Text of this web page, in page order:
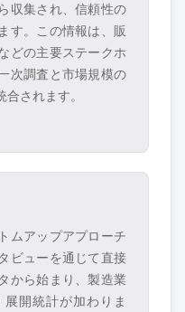
収集され、信頼性の
す。この情報は、販
どの主要ステークホ
次調査と市場規模の
されます。
ムアップアプローチ
ビューを通じて直接
から始まり、製造業
開統計が加わりま